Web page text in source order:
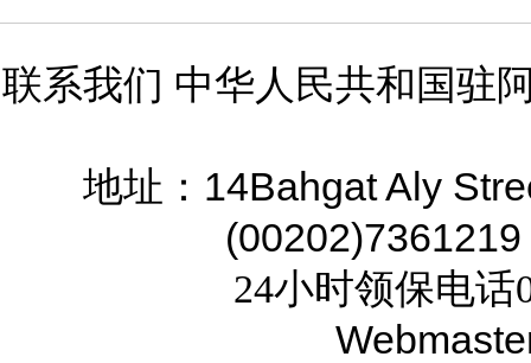
联系我们 中华人民共和国驻
地址： 14Bahgat Aly
(00202)7361219
24小时领保电话